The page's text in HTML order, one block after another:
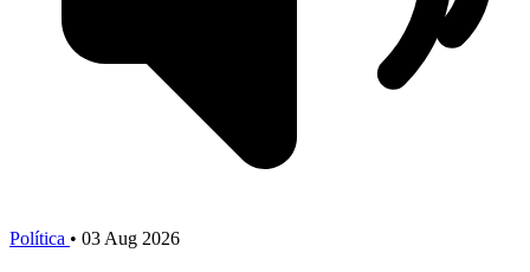
Política • 03 Aug 2026